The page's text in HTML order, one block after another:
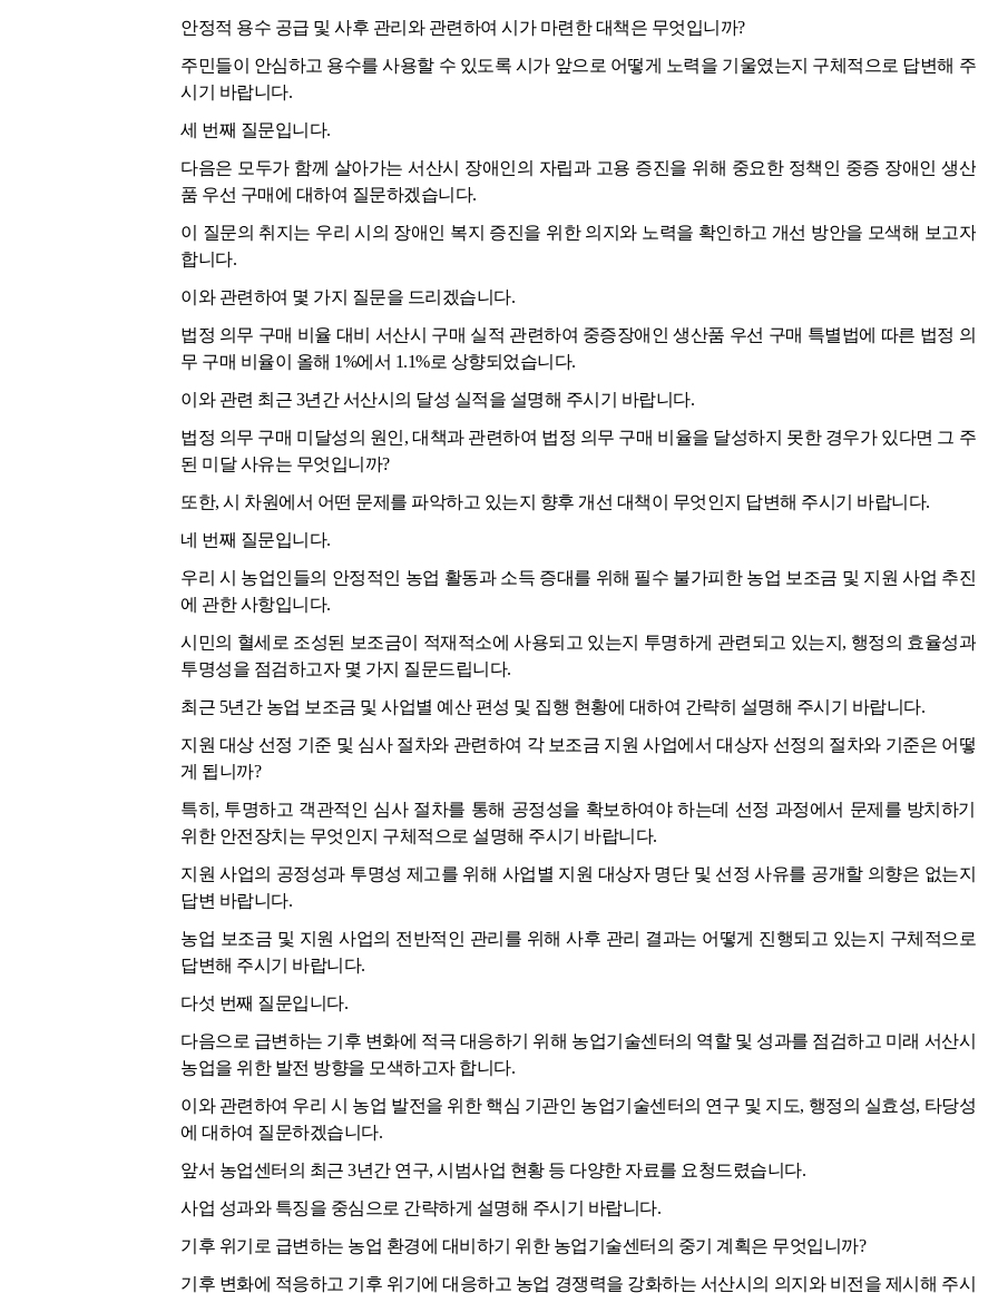
안정적 용수 공급 및 사후 관리와 관련하여 시가 마련한 대책은 무엇입니까?
주민들이 안심하고 용수를 사용할 수 있도록 시가 앞으로 어떻게 노력을 기울였는지 구체적으로 답변해 주
시기 바랍니다.
세 번째 질문입니다.
다음은 모두가 함께 살아가는 서산시 장애인의 자립과 고용 증진을 위해 중요한 정책인 중증 장애인 생산
품 우선 구매에 대하여 질문하겠습니다.
이 질문의 취지는 우리 시의 장애인 복지 증진을 위한 의지와 노력을 확인하고 개선 방안을 모색해 보고자
합니다.
이와 관련하여 몇 가지 질문을 드리겠습니다.
법정 의무 구매 비율 대비 서산시 구매 실적 관련하여 중증장애인 생산품 우선 구매 특별법에 따른 법정 의
무 구매 비율이 올해 1%에서 1.1%로 상향되었습니다.
이와 관련 최근 3년간 서산시의 달성 실적을 설명해 주시기 바랍니다.
법정 의무 구매 미달성의 원인, 대책과 관련하여 법정 의무 구매 비율을 달성하지 못한 경우가 있다면 그 주
된 미달 사유는 무엇입니까?
또한, 시 차원에서 어떤 문제를 파악하고 있는지 향후 개선 대책이 무엇인지 답변해 주시기 바랍니다.
네 번째 질문입니다.
우리 시 농업인들의 안정적인 농업 활동과 소득 증대를 위해 필수 불가피한 농업 보조금 및 지원 사업 추진
에 관한 사항입니다.
시민의 혈세로 조성된 보조금이 적재적소에 사용되고 있는지 투명하게 관련되고 있는지, 행정의 효율성과
투명성을 점검하고자 몇 가지 질문드립니다.
최근 5년간 농업 보조금 및 사업별 예산 편성 및 집행 현황에 대하여 간략히 설명해 주시기 바랍니다.
지원 대상 선정 기준 및 심사 절차와 관련하여 각 보조금 지원 사업에서 대상자 선정의 절차와 기준은 어떻
게 됩니까?
특히, 투명하고 객관적인 심사 절차를 통해 공정성을 확보하여야 하는데 선정 과정에서 문제를 방치하기
위한 안전장치는 무엇인지 구체적으로 설명해 주시기 바랍니다.
지원 사업의 공정성과 투명성 제고를 위해 사업별 지원 대상자 명단 및 선정 사유를 공개할 의향은 없는지
답변 바랍니다.
농업 보조금 및 지원 사업의 전반적인 관리를 위해 사후 관리 결과는 어떻게 진행되고 있는지 구체적으로
답변해 주시기 바랍니다.
다섯 번째 질문입니다.
다음으로 급변하는 기후 변화에 적극 대응하기 위해 농업기술센터의 역할 및 성과를 점검하고 미래 서산시
농업을 위한 발전 방향을 모색하고자 합니다.
이와 관련하여 우리 시 농업 발전을 위한 핵심 기관인 농업기술센터의 연구 및 지도, 행정의 실효성, 타당성
에 대하여 질문하겠습니다.
앞서 농업센터의 최근 3년간 연구, 시범사업 현황 등 다양한 자료를 요청드렸습니다.
사업 성과와 특징을 중심으로 간략하게 설명해 주시기 바랍니다.
기후 위기로 급변하는 농업 환경에 대비하기 위한 농업기술센터의 중기 계획은 무엇입니까?
기후 변화에 적응하고 기후 위기에 대응하고 농업 경쟁력을 강화하는 서산시의 의지와 비전을 제시해 주시